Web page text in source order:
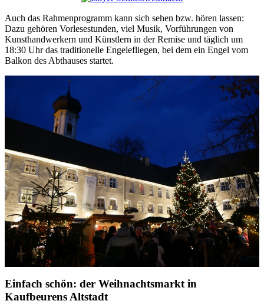
Auch das Rahmenprogramm kann sich sehen bzw. hören lassen:
Dazu gehören Vorlesestunden, viel Musik, Vorführungen von
Kunsthandwerkern und Künstlern in der Remise und täglich um
18:30 Uhr das traditionelle Engelefliegen, bei dem ein Engel vom
Balkon des Abthauses startet.
Einfach schön: der Weihnachtsmarkt in
Kaufbeurens Altstadt